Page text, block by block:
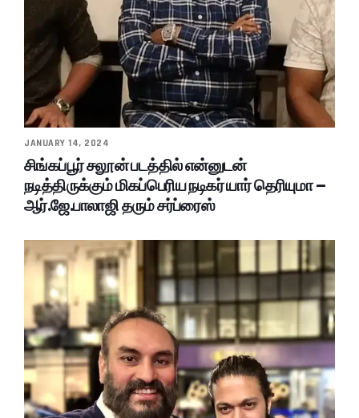
JANUARY 14, 2024
சிங்கப்பூர் சலூன் படத்தில் என்னுடன்
நடித்திருக்கும் மிகப்பெரிய நடிகர் யார் தெரியுமா –
ஆர்.ஜே.பாலாஜி தரும் சர்ப்ரைஸ்